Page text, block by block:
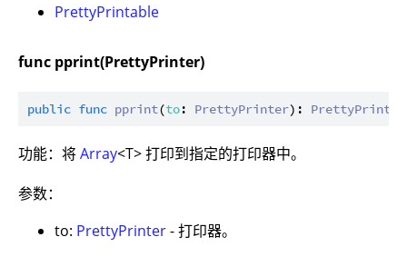
PrettyPrintable
func pprint(PrettyPrinter)
public func pprint(to: PrettyPrinter): PrettyPrinter
功能：将Array<T> 打印到指定的打印器中。
参数：
to: PrettyPrinter- 打印器。